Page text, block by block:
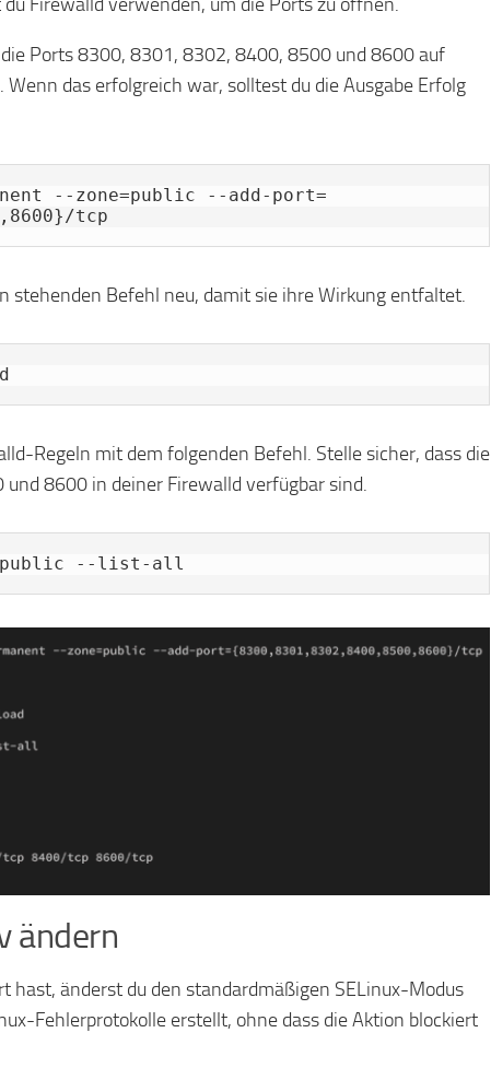
Ports 8300, 8301, 8302, 8400, 8500 und 8600 auf
das erfolgreich war, solltest du die Ausgabe Erfolg
--zone=public --add-port=
tcp
stehenden Befehl neu, damit sie ihre Wirkung entfaltet.
Regeln mit dem folgenden Befehl. Stelle sicher, dass die
8600 in deiner Firewalld verfügbar sind.
--list-all
ändern
hast, änderst du den standardmäßigen SELinux-Modus
Fehlerprotokolle erstellt, ohne dass die Aktion blockiert